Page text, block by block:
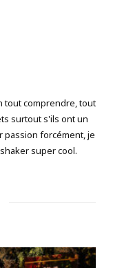
tout comprendre, tout
surtout s'ils ont un
passion forcément, je
super cool.